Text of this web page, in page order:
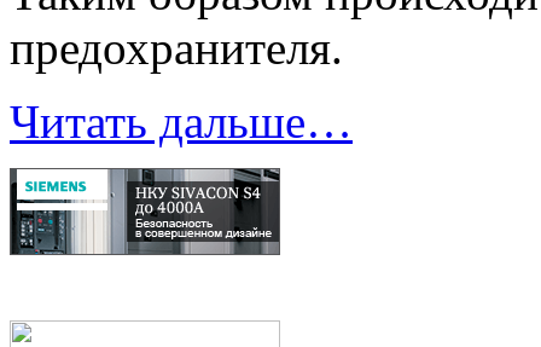
предохранителя.
Читать дальше…